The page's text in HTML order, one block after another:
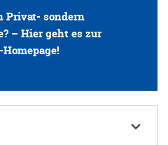
Privat- sondern
– Hier geht es zur
Homepage!